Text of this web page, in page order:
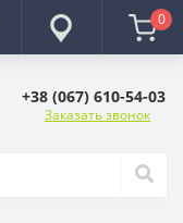
0
+38 (067) 610-54-03
Заказать звонок